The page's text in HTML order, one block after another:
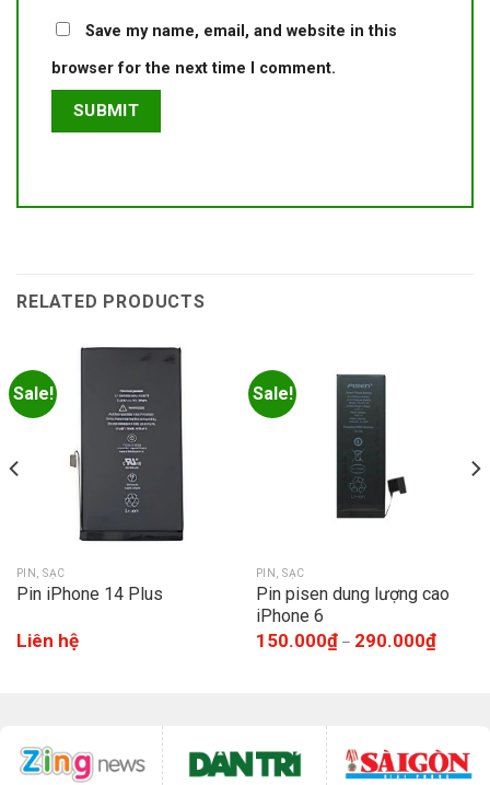
Save my name, email, and website in this
browser for the next time I comment.
RELATED PRODUCTS
Sale!
PIN, SẠC
Pin iPhone 14 Plus
Liên hệ
Sale!
PIN, SẠC
Pin pisen dung lượng cao
iPhone 6
150.000₫– 290.000₫